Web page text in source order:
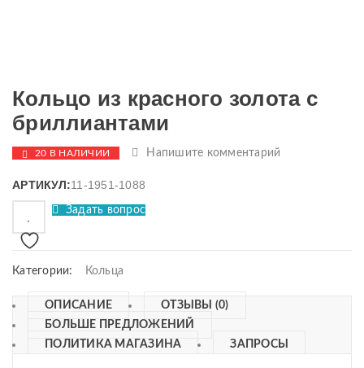
Кольцо из красного золота с
бриллиантами
20 В НАЛИЧИИ Напишите комментарий
АРТИКУЛ:11-1951-1088
Задать вопрос
Категории: Кольца
ОПИСАНИЕ
ОТЗЫВЫ (0)
БОЛЬШЕ ПРЕДЛОЖЕНИЙ
ПОЛИТИКА МАГАЗИНА
ЗАПРОСЫ